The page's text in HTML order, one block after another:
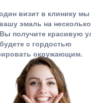
визит в клинику мы
эмаль на
получите красивую
с гордостью
окружающим.